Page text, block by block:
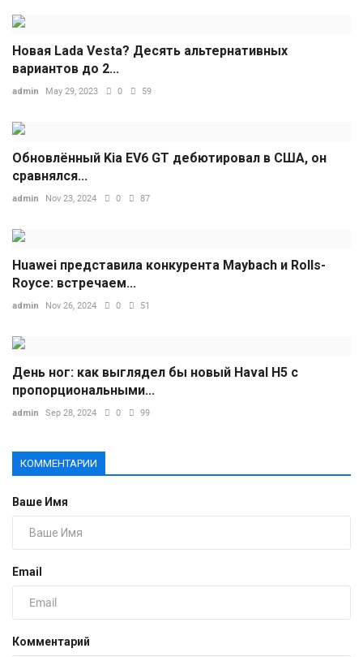
Новая Lada Vesta? Десять альтернативных
вариантов до 2...
admin May 29, 2023 0 59
Обновлённый Kia EV6 GT дебютировал в США, он
сравнялся...
admin Nov 23, 2024 0 87
Huawei представила конкурента Maybach и Rolls-
Royce: встречаем...
admin Nov 26, 2024 0 51
День ног: как выглядел бы новый Haval H5 с
пропорциональными...
admin Sep 28, 2024 0 99
КОММЕНТАРИИ
Ваше Имя
Email
Комментарий